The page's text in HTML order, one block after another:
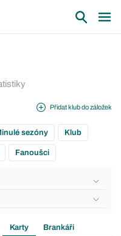
Přidat klub do záložek
sezóny Klub
Fanoušci
Karty Brankáři